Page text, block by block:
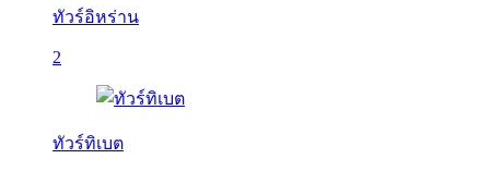
ทัวร์อิหร่าน
2
ทัวร์ทิเบต